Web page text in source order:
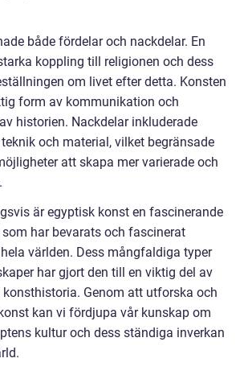
både fördelar och nackdelar. En
koppling till religionen och dess
om livet efter detta. Konsten
form av kommunikation och
historien. Nackdelar inkluderade
och material, vilket begränsade
att skapa mer varierade och
är egyptisk konst en fascinerande
har bevarats och fascinerat
världen. Dess mångfaldiga typer
har gjort den till en viktig del av
Genom att utforska och
kan vi fördjupa vår kunskap om
kultur och dess ständiga inverkan